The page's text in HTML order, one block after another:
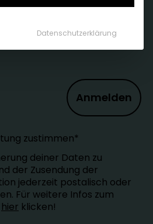
Anmelden
zustimmen*
deiner Daten zu
der Zusendung der
jederzeit postalisch oder
Für weitere Infos zum
hier klicken!
Datenschutzerklärung